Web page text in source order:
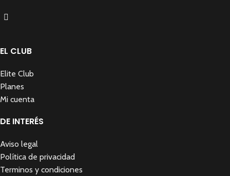
EL CLUB
Elite Club
Planes
Mi cuenta
DE INTERÉS
Aviso legal
Política de privacidad
Terminos y condiciones